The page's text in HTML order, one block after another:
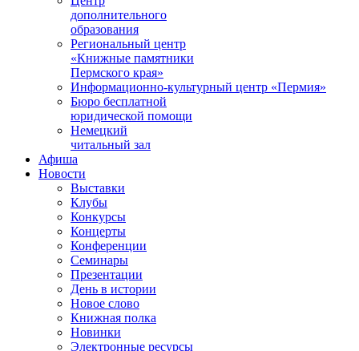
дополнительного
образования
Региональный центр
«Книжные памятники
Пермского края»
Информационно-культурный центр «Пермия»
Бюро бесплатной
юридической помощи
Немецкий
читальный зал
Афиша
Новости
Выставки
Клубы
Конкурсы
Концерты
Конференции
Семинары
Презентации
День в истории
Новое слово
Книжная полка
Новинки
Электронные ресурсы